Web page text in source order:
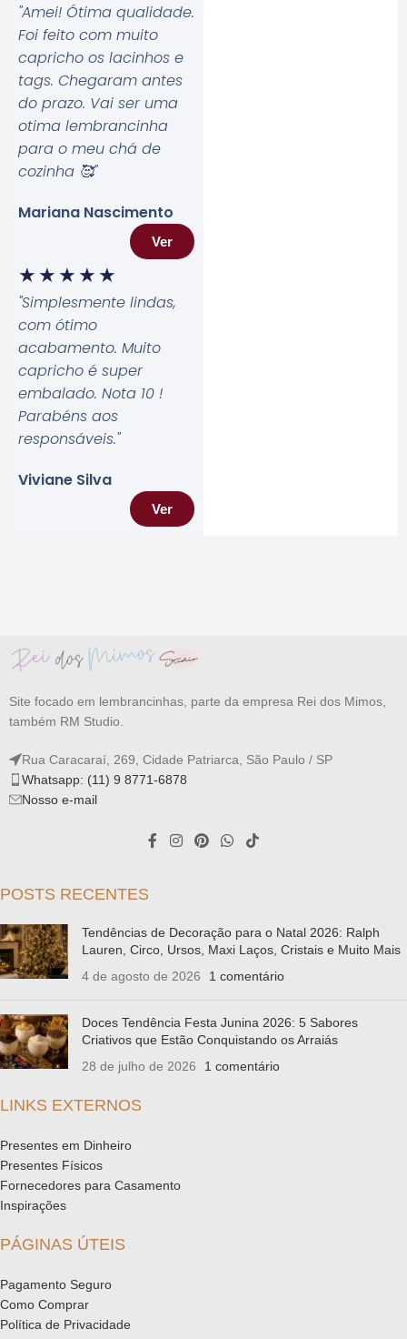
"Amei! Ótima qualidade.
Foi feito com muito
capricho os lacinhos e
tags. Chegaram antes
do prazo. Vai ser uma
otima lembrancinha
para o meu chá de
cozinha 🥰"
Mariana Nascimento
Ver
★ ★ ★ ★ ★
"Simplesmente lindas,
com ótimo
acabamento. Muito
capricho é super
embalado. Nota 10 !
Parabéns aos
responsáveis."
Viviane Silva
Ver
Site focado em lembrancinhas, parte da empresa Rei dos Mimos,
também RM Studio.
Rua Caracaraí, 269, Cidade Patriarca, São Paulo / SP
Whatsapp: (11) 9 8771-6878
Nosso e-mail
POSTS RECENTES
Tendências de Decoração para o Natal 2026: Ralph
Lauren, Circo, Ursos, Maxi Laços, Cristais e Muito Mais
4 de agosto de 2026
1 comentário
Doces Tendência Festa Junina 2026: 5 Sabores
Criativos que Estão Conquistando os Arraiás
28 de julho de 2026
1 comentário
LINKS EXTERNOS
Presentes em Dinheiro
Presentes Físicos
Fornecedores para Casamento
Inspirações
PÁGINAS ÚTEIS
Pagamento Seguro
Como Comprar
Política de Privacidade